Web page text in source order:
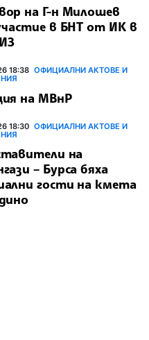
на Г-н Милошев
в БНТ от ИК в
18:38 ОФИЦИАЛНИ АКТОВЕ И
на МВнР
18:30 ОФИЦИАЛНИ АКТОВЕ И
на
– Бурса бяха
гости на кмета